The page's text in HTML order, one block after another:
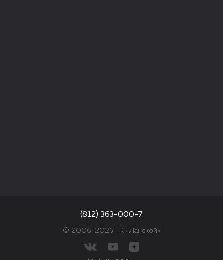
© 2006–2026 ТК «Ланской»
(812) 363-000-7